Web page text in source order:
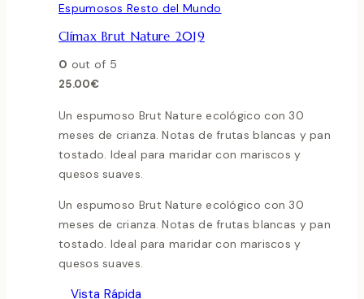
Espumosos Resto del Mundo
Clímax Brut Nature 2019
0 out of 5
25.00€
Un espumoso Brut Nature ecológico con 30
meses de crianza. Notas de frutas blancas y pan
tostado. Ideal para maridar con mariscos y
quesos suaves.
Un espumoso Brut Nature ecológico con 30
meses de crianza. Notas de frutas blancas y pan
tostado. Ideal para maridar con mariscos y
quesos suaves.
Vista Rápida